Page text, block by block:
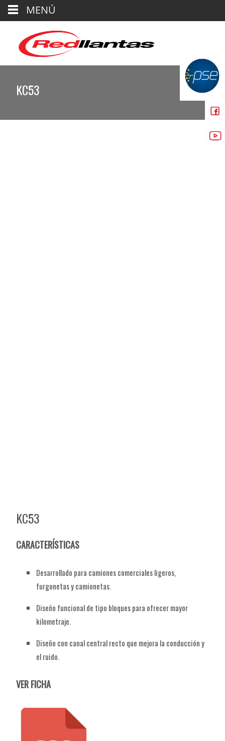
KC53
KC53
CARACTERÍSTICAS
Desarrollado para camiones comerciales ligeros,
furgonetas y camionetas.
Diseño funcional de tipo bloques para ofrecer mayor
kilometraje.
Diseño con canal central recto que mejora la conducción y
el ruido.
VER FICHA
MENÚ